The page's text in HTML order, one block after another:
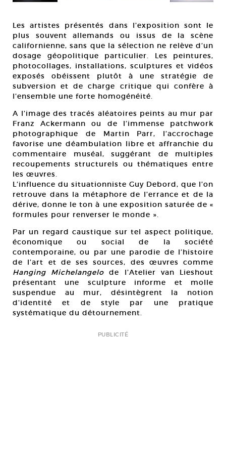
Les artistes présentés dans l’exposition sont le
plus souvent allemands ou issus de la scène
californienne, sans que la sélection ne relève d’un
dosage géopolitique particulier. Les peintures,
photocollages, installations, sculptures et vidéos
exposés obéissent plutôt à une stratégie de
subversion et de charge critique qui confère à
l’ensemble une forte homogénéité.
A l’image des tracés aléatoires peints au mur par
Franz Ackermann ou de l’immense patchwork
photographique de Martin Parr, l’accrochage
favorise une déambulation libre et affranchie du
commentaire muséal, suggérant de multiples
recoupements structurels ou thématiques entre
les œuvres.
L’influence du situationniste Guy Debord, que l’on
retrouve dans la métaphore de l’errance et de la
dérive, donne le ton à une exposition saturée de «
formules pour renverser le monde ».
Par un regard caustique sur tel aspect politique,
économique ou social de la société
contemporaine, ou par une parodie de l’histoire
de l’art et de ses sources, des œuvres comme
Hanging Michelangelo de l’Atelier van Lieshout
présentant une sculpture informe et molle
suspendue au mur, désintègrent la notion
d’identité et de style par une pratique
systématique du détournement.
PUBLICITÉ